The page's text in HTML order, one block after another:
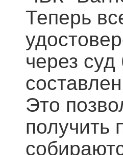
Теперь
через
Это
получить